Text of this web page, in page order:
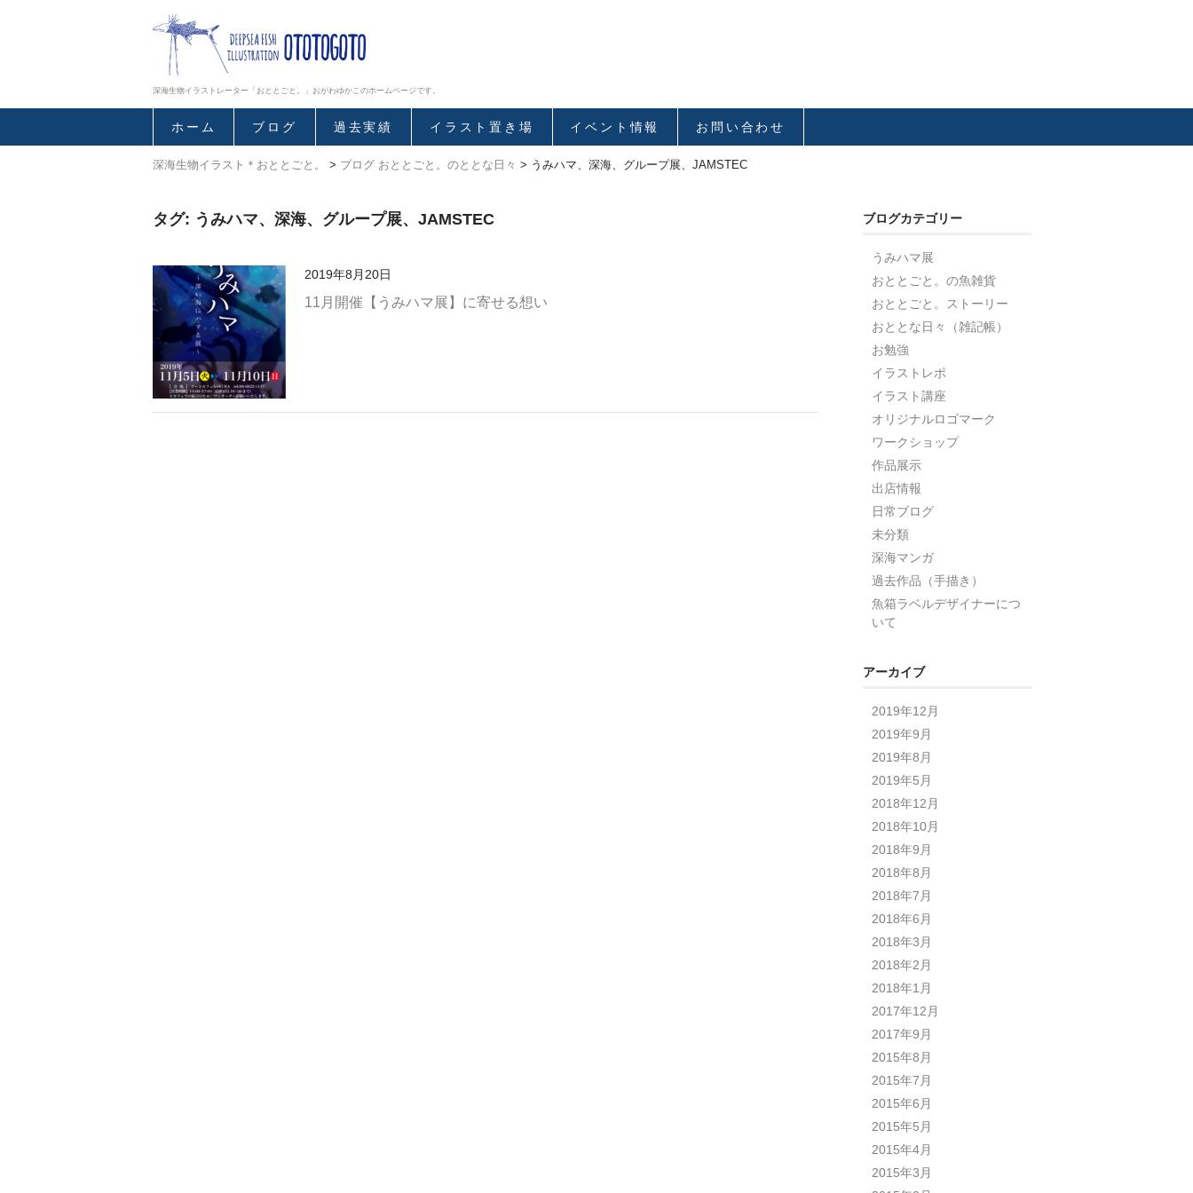
深海生物イラストレーター「おととごと。」おがわゆかこのホームページです。
ホーム ブログ 過去実績 イラスト置き場 イベント情報 お問い合わせ
深海生物イラスト＊おととごと。 > ブログ おととごと。のととな日々 > うみハマ、深海、グループ展、JAMSTEC
タグ: うみハマ、深海、グループ展、JAMSTEC
2019年8月20日
11月開催【うみハマ展】に寄せる想い
ブログカテゴリー
うみハマ展
おととごと。の魚雑貨
おととごと。ストーリー
おととな日々（雑記帳）
お勉強
イラストレポ
イラスト講座
オリジナルロゴマーク
ワークショップ
作品展示
出店情報
日常ブログ
未分類
深海マンガ
過去作品（手描き）
魚箱ラベルデザイナーにつ
いて
アーカイブ
2019年12月
2019年9月
2019年8月
2019年5月
2018年12月
2018年10月
2018年9月
2018年8月
2018年7月
2018年6月
2018年3月
2018年2月
2018年1月
2017年12月
2017年9月
2015年8月
2015年7月
2015年6月
2015年5月
2015年4月
2015年3月